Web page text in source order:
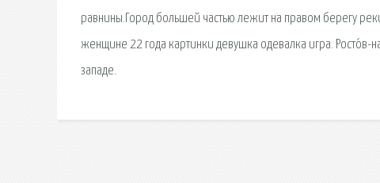
равнины.Город большей частью лежит на правом берегу
женщине 22 года картинки девушка одевалка игра.
западе.